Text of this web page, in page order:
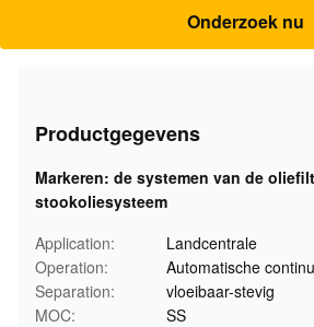
Onderzoek nu
Productgegevens
Markeren: de systemen van de
stookoliesysteem
Application:
Landcentrale
Operation:
Automatische
Separation:
vloeibaar-stevig
MOC:
SS